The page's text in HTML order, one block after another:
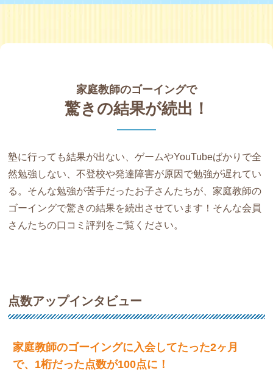
家庭教師のゴーイングで
驚きの結果が続出！
塾に行っても結果が出ない、ゲームやYouTubeばかりで全
然勉強しない、不登校や発達障害が原因で勉強が遅れてい
る。そんな勉強が苦手だったお子さんたちが、家庭教師の
ゴーイングで驚きの結果を続出させています！そんな会員
さんたちの口コミ評判をご覧ください。
点数アップインタビュー
家庭教師のゴーイングに入会してたった2ヶ月
で、1桁だった点数が100点に！